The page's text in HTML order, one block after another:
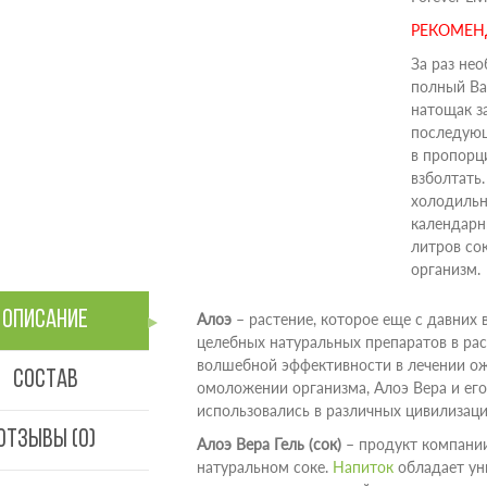
За раз
полный
натощак
в
литров
организм.
Описание
Состав
(0)
Алоэ – растение, которое еще с
целебных натуральных препаратов в
волшебной эффективности в лечении
омоложении организма, Алоэ Вера и
использовались в различных
Алоэ Вера Гель (сок)– продукт
натуральном соке. Напитокобладает